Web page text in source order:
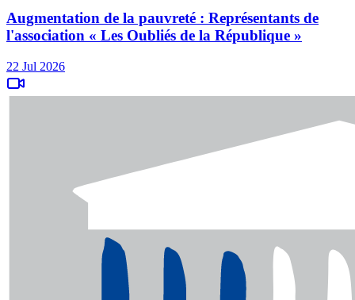
Augmentation de la pauvreté : Représentants de
l'association « Les Oubliés de la République »
22 Jul 2026